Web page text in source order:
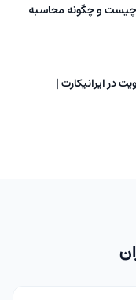
چیست و چگونه محاسبه
در ایرانیکارت |